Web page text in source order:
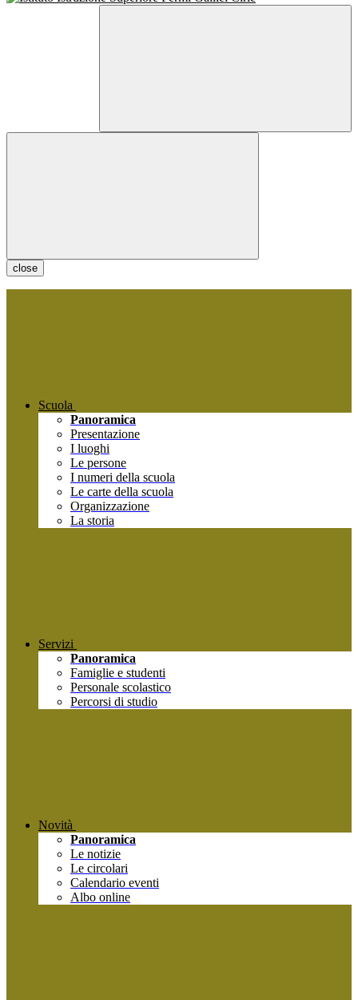
close
Scuola
Panoramica
Presentazione
I luoghi
Le persone
I numeri della scuola
Le carte della scuola
Organizzazione
La storia
Servizi
Panoramica
Famiglie e studenti
Personale scolastico
Percorsi di studio
Novità
Panoramica
Le notizie
Le circolari
Calendario eventi
Albo online